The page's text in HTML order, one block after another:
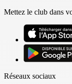
Mettez le club dans
Réseaux sociaux